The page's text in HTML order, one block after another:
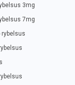
3mg
7mg